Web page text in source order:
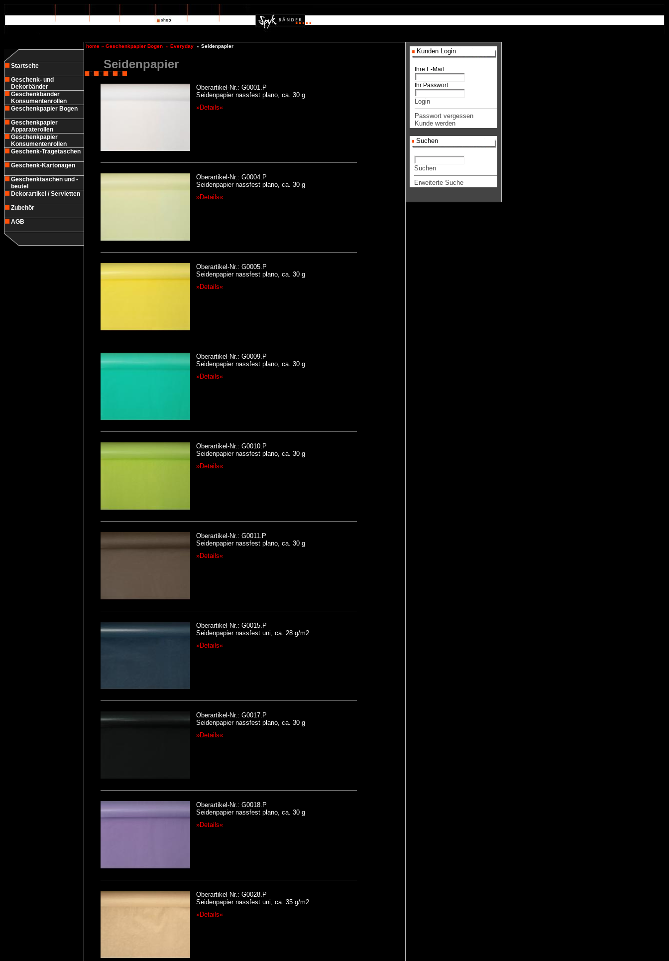
Startseite
Geschenk- und
Dekorbänder
Geschenkbänder
Konsumentenrollen
Geschenkpapier Bogen
Geschenkpapier
Apparaterollen
Geschenkpapier
Konsumentenrollen
Geschenk-Tragetaschen
Geschenk-Kartonagen
Geschenktaschen und -
beutel
Dekorartikel / Servietten
Zubehör
AGB
home » Geschenkpapier Bogen » Everyday » Seidenpapier
Seidenpapier
Oberartikel-Nr.: G0001.P
Seidenpapier nassfest plano, ca. 30 g
»Details«
Oberartikel-Nr.: G0004.P
Seidenpapier nassfest plano, ca. 30 g
»Details«
Oberartikel-Nr.: G0005.P
Seidenpapier nassfest plano, ca. 30 g
»Details«
Oberartikel-Nr.: G0009.P
Seidenpapier nassfest plano, ca. 30 g
»Details«
Oberartikel-Nr.: G0010.P
Seidenpapier nassfest plano, ca. 30 g
»Details«
Oberartikel-Nr.: G0011.P
Seidenpapier nassfest plano, ca. 30 g
»Details«
Oberartikel-Nr.: G0015.P
Seidenpapier nassfest uni, ca. 28 g/m2
»Details«
Oberartikel-Nr.: G0017.P
Seidenpapier nassfest plano, ca. 30 g
»Details«
Oberartikel-Nr.: G0018.P
Seidenpapier nassfest plano, ca. 30 g
»Details«
Oberartikel-Nr.: G0028.P
Seidenpapier nassfest uni, ca. 35 g/m2
»Details«
Kunden Login
Ihre E-Mail
Ihr Passwort
Login
Passwort vergessen
Kunde werden
Suchen
Suchen
Erweiterte Suche